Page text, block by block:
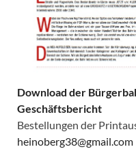
Download der
Geschäftsbericht
Bestellungen der
heinoberg38@gmail.com